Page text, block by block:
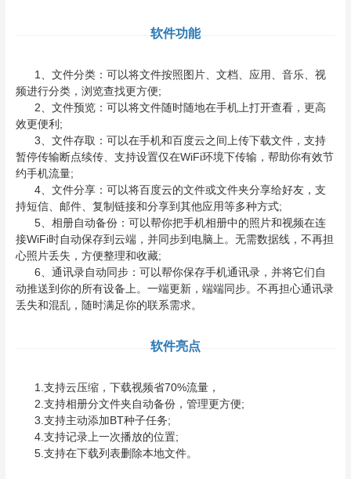
软件功能
1、文件分类：可以将文件按照图片、文档、应用、音乐、视
频进行分类，浏览查找更方便;
2、文件预览：可以将文件随时随地在手机上打开查看，更高
效更便利;
3、文件存取：可以在手机和百度云之间上传下载文件，支持
暂停传输断点续传、支持设置仅在WiFi环境下传输，帮助你有效节
约手机流量;
4、文件分享：可以将百度云的文件或文件夹分享给好友，支
持短信、邮件、复制链接和分享到其他应用等多种方式;
5、相册自动备份：可以帮你把手机相册中的照片和视频在连
接WiFi时自动保存到云端，并同步到电脑上。无需数据线，不再担
心照片丢失，方便整理和收藏;
6、通讯录自动同步：可以帮你保存手机通讯录，并将它们自
动推送到你的所有设备上。一端更新，端端同步。不再担心通讯录
丢失和混乱，随时满足你的联系需求。
软件亮点
1.支持云压缩，下载视频省70%流量，
2.支持相册分文件夹自动备份，管理更方便;
3.支持主动添加BT种子任务;
4.支持记录上一次播放的位置;
5.支持在下载列表删除本地文件。